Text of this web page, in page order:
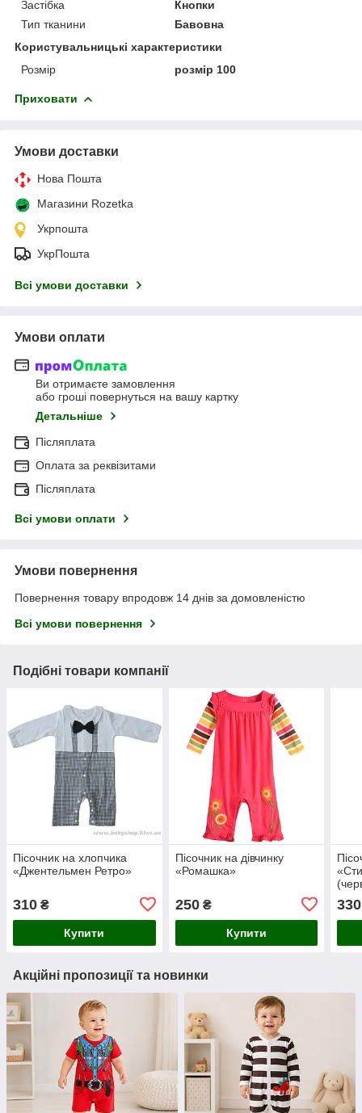
Застібка
Кнопки
Тип тканини
Бавовна
Користувальницькі характеристики
Розмір
розмір 100
Приховати
Умови доставки
Нова Пошта
Магазини Rozetka
Укрпошта
УкрПошта
Всі умови доставки
Умови оплати
Ви отримаєте замовлення
або гроші повернуться на вашу картку
Детальніше
Післяплата
Оплата за реквізитами
Післяплата
Всі умови оплати
Умови повернення
Повернення товару впродовж 14 днів за домовленістю
Всі умови повернення
Подібні товари компанії
Пісочник на хлопчика
«Джентельмен Ретро»
310 ₴
Купити
Пісочник на дівчинку
«Ромашка»
250₴
Купити
330
Акційні пропозиції та новинки